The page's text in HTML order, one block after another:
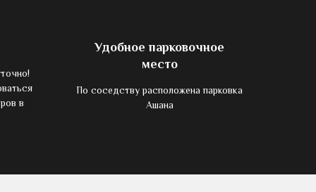
в
Удобное парковочное
место
По соседству расположена парковка
Ашана